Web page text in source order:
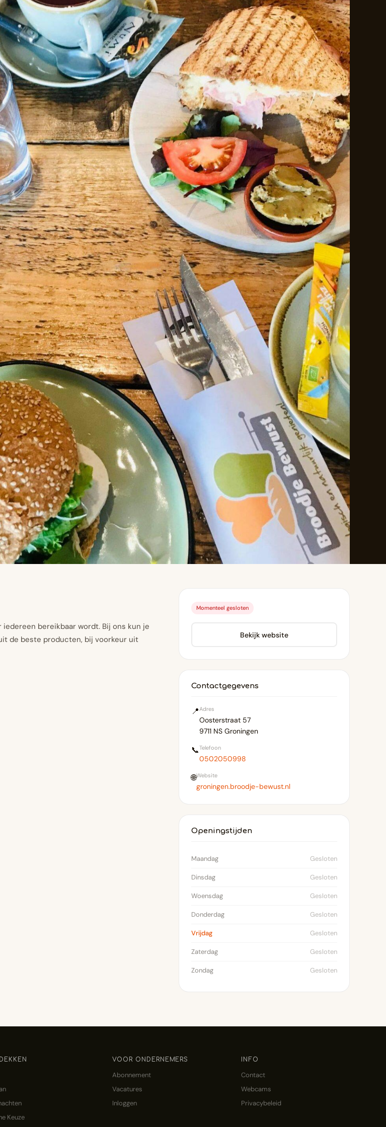
bereikbaar wordt. Bij ons kun je
de beste producten, bij voorkeur uit
Momenteel gesloten
Bekijk website
Contactgegevens
📍Adres
Oosterstraat 57
9711 NS Groningen
📞Telefoon
0502050998
🌐Website
groningen.broodje-bewust.nl
Openingstijden
Maandag Gesloten
Dinsdag Gesloten
Woensdag Gesloten
Donderdag Gesloten
Vrijdag Gesloten
Zaterdag Gesloten
Zondag Gesloten
Keuze
VOOR ONDERNEMERS
Abonnement
Vacatures
Inloggen
INFO
Contact
Webcams
Privacybeleid